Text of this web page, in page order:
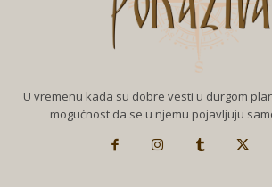
U vremenu kada su dobre vesti u durgom
mogućnost da se u njemu pojavljuju